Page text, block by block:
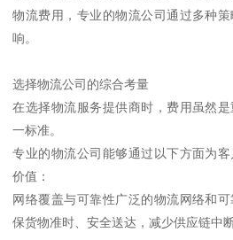
物流费用，专业的物流公司通过多种
响。
选择物流公司的综合考量
在选择物流服务提供商时，费用虽然
一标准。
专业的物流公司能够通过以下方面为
价值：
网络覆盖与可靠性广泛的物流网络和
保货物准时、安全送达，减少供应链中断